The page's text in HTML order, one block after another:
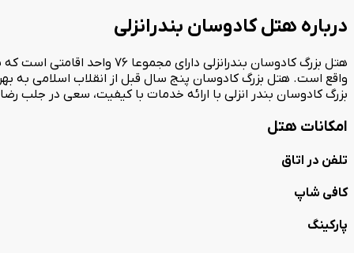
درباره هتل کادوسان بندرانزلی
هتل بزرگ کادوسان
واقع است. هتل بزرگ کادوسان پنج سال قبل از انقلاب اسلامی به
بزرگ کادوسان بندر انزلی با ارائه خدمات با کیفیت، سعی در جلب
امکانات هتل
تلفن در اتاق
کافی شاپ
پارکینگ